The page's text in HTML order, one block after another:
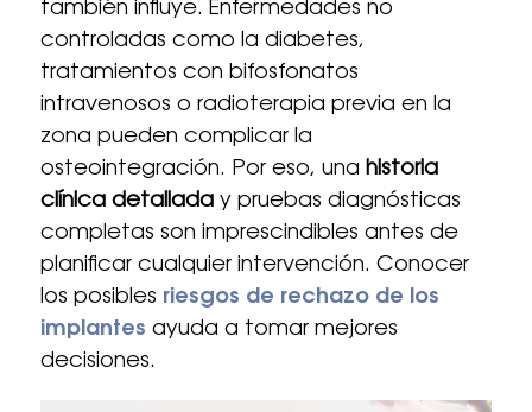
también influye. Enfermedades no
controladas como la diabetes,
tratamientos con bifosfonatos
intravenosos o radioterapia previa en la
zona pueden complicar la
osteointegración. Por eso, una historia
clínica detalladay pruebas diagnósticas
completas son imprescindibles antes de
planificar cualquier intervención. Conocer
los posibles riesgos de rechazo de los
implantes ayuda a tomar mejores
decisiones.